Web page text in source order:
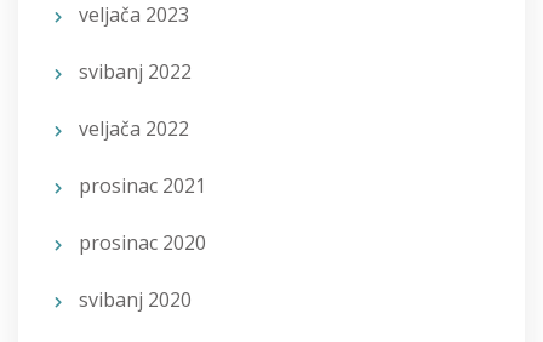
veljača 2023
svibanj 2022
veljača 2022
prosinac 2021
prosinac 2020
svibanj 2020